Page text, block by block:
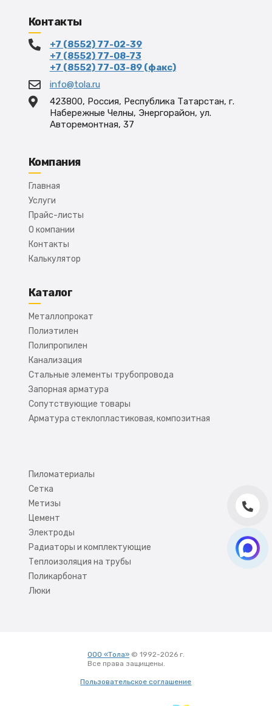
Контакты
+7 (8552) 77-02-39
+7 (8552) 77-08-73
+7 (8552) 77-03-89 (факс)
info@tola.ru
423800, Россия, Республика Татарстан, г.
Набережные Челны, Энергорайон, ул.
Авторемонтная, 37
Компания
Главная
Услуги
Прайс-листы
О компании
Контакты
Калькулятор
Каталог
Металлопрокат
Полиэтилен
Полипропилен
Канализация
Стальные элементы трубопровода
Запорная арматура
Сопутствующие товары
Арматура стеклопластиковая, композитная
Пиломатериалы
Сетка
Метизы
Цемент
Электроды
Радиаторы и комплектующие
Теплоизоляция на трубы
Поликарбонат
Люки
ООО «Тола»© 1992-2026 г.
Все права защищены.
Пользовательское соглашение